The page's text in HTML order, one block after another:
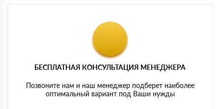
БЕСПЛАТНАЯ КОНСУЛЬТАЦИЯ МЕНЕДЖЕРА
Позвоните нам и наш менеджер подберет наиболее
оптимальный вариант под Ваши нужды